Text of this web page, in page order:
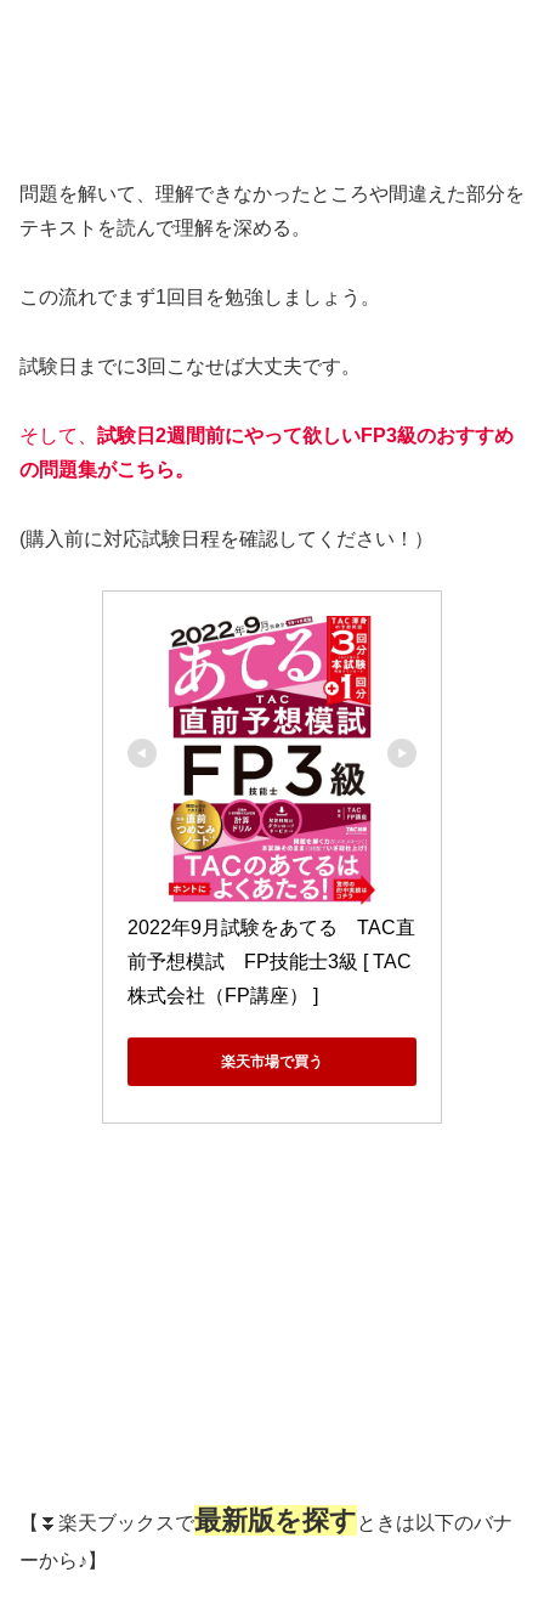
問題を解いて、理解できなかったところや間違えた部分を
テキストを読んで理解を深める。
この流れでまず1回目を勉強しましょう。
試験日までに3回こなせば大丈夫です。
そして、 試験日2週間前にやって欲しいFP3級のおすすめ
の問題集がこちら。
(購入前に対応試験日程を確認してください！）
2022年9月試験をあてる　TAC直
前予想模試　FP技能士3級 [ TAC
株式会社（FP講座） ]
楽天市場で買う
【⏬楽天ブックスで最新版を探すときは以下のバナ
ーから♪】